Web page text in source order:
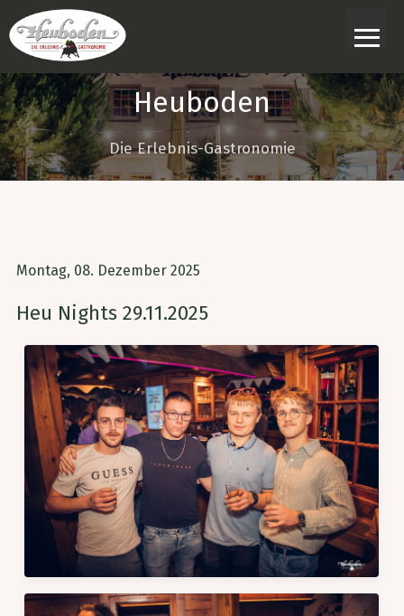
Heuboden
Die Erlebnis-Gastronomie
Montag, 08. Dezember 2025
Heu Nights 29.11.2025
≡